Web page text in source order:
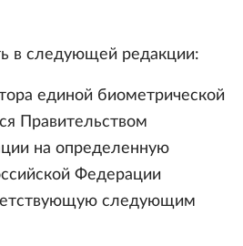
в следующей редакции:
единой биометрической
Правительством
на определенную
Федерации
следующим